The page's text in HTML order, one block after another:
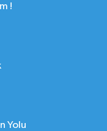
!
Yolu